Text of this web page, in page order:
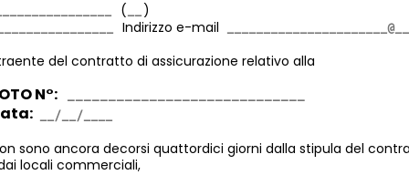
(
)
Indirizzo e-mail
del contratto di assicurazione relativo alla
N°:
sono ancora decorsi quattordici giorni dalla stipula del
locali commerciali,